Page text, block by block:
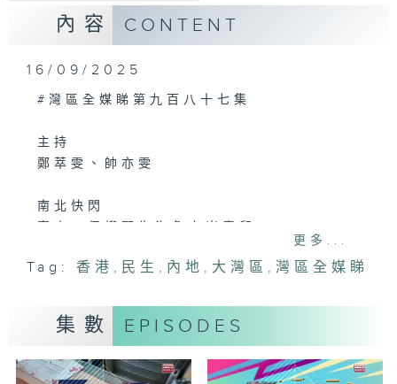
內容 CONTENT
16/09/2025
#灣區全媒睇第九百八十七集
主持
鄭萃雯、帥亦雯
南北快閃
北京：冰上芭蕾舞「天團」演出經典舞劇
吉林延邊：世界冷麵大賽多國廚師同台切磋
廣為人知
廣州：天河6地入選市級美麗河湖
更多...
Tag: 香港 , 民生 , 內地 , 大灣區 , 灣區全媒睇
集數 EPISODES